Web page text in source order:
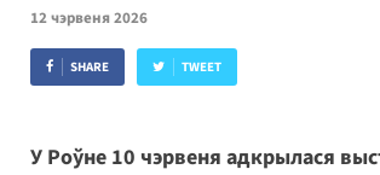
12 чэрвеня 2026
SHARE TWEET
У Роўне 10 чэрвеня адкрылася